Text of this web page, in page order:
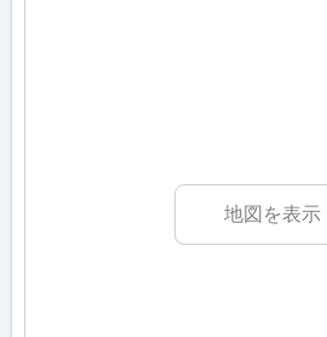
地図を表示